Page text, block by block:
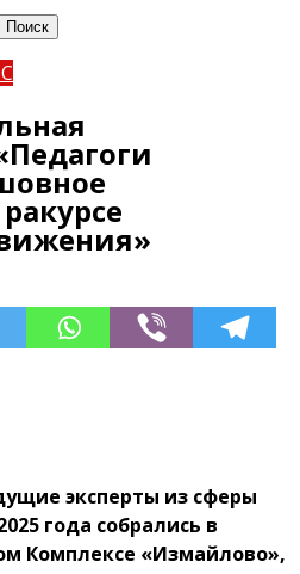
эксперты из сферы
года собрались в
Комплексе «Измайлово»,